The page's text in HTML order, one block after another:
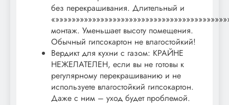
без перекрашивания. Длительный и
монтаж. Уменьшает высоту помещения.
Обычный гипсокартон не влагостойкий!
Вердикт для кухни с газом: КРАЙНЕ
НЕЖЕЛАТЕЛЕН, если вы не готовы к
регулярному перекрашиванию и не
используете влагостойкий гипсокартон.
Даже с ним – уход будет проблемой.